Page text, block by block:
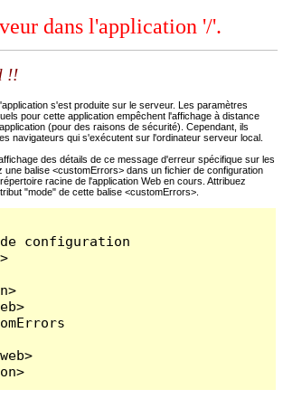
dans l'application '/'.
!!
s'est produite sur le serveur. Les paramètres
pour cette application empêchent l'affichage à distance
(pour des raisons de sécurité). Cependant, ils
navigateurs qui s'exécutent sur l'ordinateur serveur local.
des détails de ce message d'erreur spécifique sur les
balise <customErrors> dans un fichier de configuration
racine de l'application Web en cours. Attribuez
"mode" de cette balise <customErrors>.
configuration